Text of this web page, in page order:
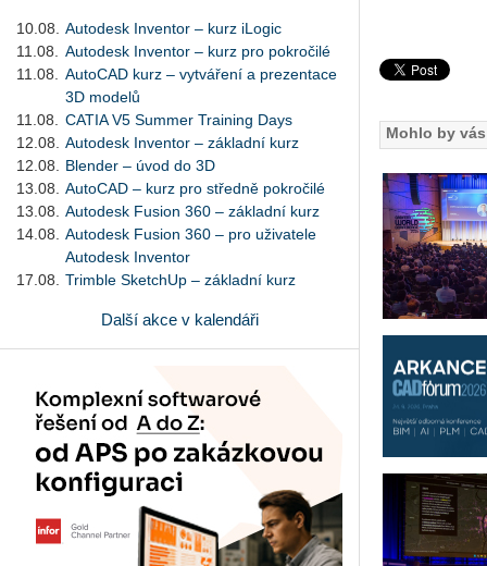
10.08.
Autodesk Inventor – kurz iLogic
11.08.
Autodesk Inventor – kurz pro pokročilé
11.08.
AutoCAD kurz – vytváření a prezentace
3D modelů
11.08.
CATIA V5 Summer Training Days
12.08.
Autodesk Inventor – základní kurz
12.08.
Blender – úvod do 3D
13.08.
AutoCAD – kurz pro středně pokročilé
13.08.
Autodesk Fusion 360 – základní kurz
14.08.
Autodesk Fusion 360 – pro uživatele
Autodesk Inventor
17.08.
Trimble SketchUp – základní kurz
Další akce v kalendáři
Mohlo by